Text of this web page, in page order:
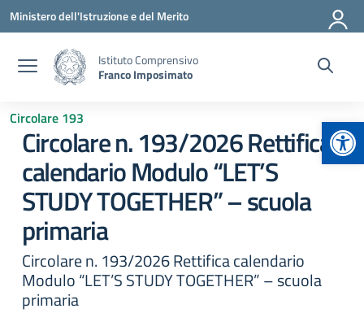
Vai ai contenuti
Vai al menu di navigazione
Vai al footer
Ministero dell'Istruzione e del Merito
Istituto Comprensivo
Franco Imposimato
Circolare 193
Circolare n. 193/2026 Rettifica
calendario Modulo “LET’S
STUDY TOGETHER” – scuola
primaria
Circolare n. 193/2026 Rettifica calendario
Modulo “LET’S STUDY TOGETHER” – scuola
primaria